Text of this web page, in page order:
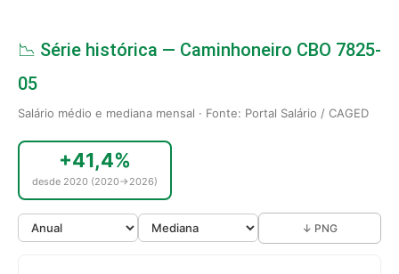
📉 Série histórica — Caminhoneiro CBO 7825-
05
Salário médio e mediana mensal · Fonte: Portal Salário / CAGED
+41,4%
desde 2020 (2020→2026)
↓ PNG